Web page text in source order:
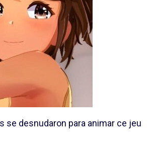
se desnudaron para animar ce jeu